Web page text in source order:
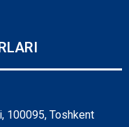
100095, Toshkent